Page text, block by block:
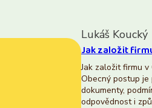
Lukáš Koucký
Jak založit
Jak založit firmu
Obecný postup je
dokumenty,
odpovědnost i